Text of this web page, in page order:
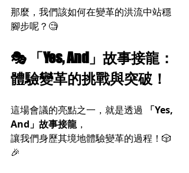
那麼，我們該如何在變革的洪流中站穩
腳步呢？🧐
🎭 「Yes, And」故事接龍：
體驗變革的挑戰與突破！
這場會議的亮點之一，就是透過
「Yes,
And」故事接龍，
讓我們身歷其境地體驗變革的過程！🎲
🎉